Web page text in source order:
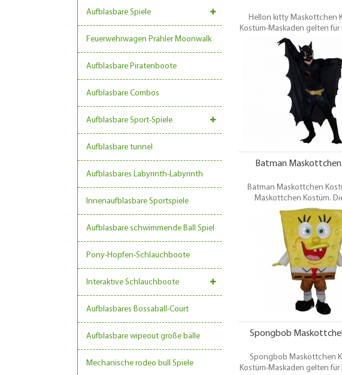
Aufblasbare Spiele
Feuerwehrwagen Prahler Moonwalk
Aufblasbare Piratenboote
Aufblasbare Combos
Aufblasbare Sport-Spiele
Aufblasbare tunnel
Aufblasbares Labyrinth-Labyrinth
Innenaufblasbare Sportspiele
Aufblasbare schwimmende Ball Spiel
Pony-Hopfen-Schlauchboote
Interaktive Schlauchboote
Aufblasbares Bossaball-Court
Aufblasbare wipeout große bälle
Mechanische rodeo bull Spiele
Hellon kitty Maskottchen
Kostüm-Maskaden gelten
Vergnügungen,
Karnevalsfeiern, Festival,
Veranstaltungen.Oem /
Batman
Batman Maskottchen
Maskottchen Kostüm.
Maskaden gelten für
Vergnügungen,
Karnevalsfeiern, Festival,
Veranstaltungen.Oem /
Spongbob
Spongbob Maskottchen
Kostüm-Maskaden gelten